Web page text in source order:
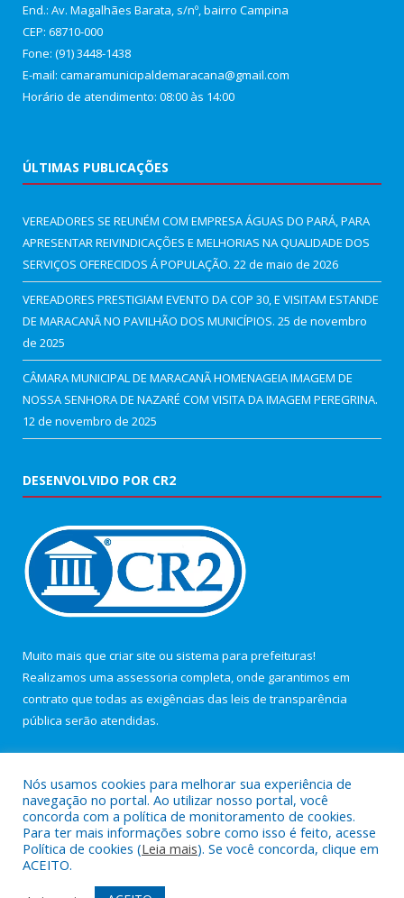
End.: Av. Magalhães Barata, s/nº, bairro Campina
CEP: 68710-000
Fone: (91) 3448-1438
E-mail: camaramunicipaldemaracana@gmail.com
Horário de atendimento: 08:00 às 14:00
ÚLTIMAS PUBLICAÇÕES
VEREADORES SE REUNÉM COM EMPRESA ÁGUAS DO PARÁ, PARA
APRESENTAR REIVINDICAÇÕES E MELHORIAS NA QUALIDADE DOS
SERVIÇOS OFERECIDOS Á POPULAÇÃO. 22 de maio de 2026
VEREADORES PRESTIGIAM EVENTO DA COP 30, E VISITAM ESTANDE
DE MARACANÃ NO PAVILHÃO DOS MUNICÍPIOS. 25 de novembro
de 2025
CÂMARA MUNICIPAL DE MARACANÃ HOMENAGEIA IMAGEM DE
NOSSA SENHORA DE NAZARÉ COM VISITA DA IMAGEM PEREGRINA.
12 de novembro de 2025
DESENVOLVIDO POR CR2
Muito mais que criar site ou sistema para prefeituras!
Realizamos uma assessoria completa, onde garantimos em
contrato que todas as exigências das leis de transparência
pública serão atendidas.
Todos os direitos reservados a Câmara Municipal de Maracanã.
Nós usamos cookies para melhorar sua experiência de
navegação no portal. Ao utilizar nosso portal, você
concorda com a política de monitoramento de cookies.
Para ter mais informações sobre como isso é feito, acesse
Política de cookies (Leia mais). Se você concorda, clique em
ACEITO.